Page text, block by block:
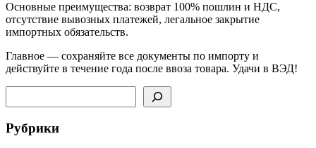
Основные преимущества: возврат 100% пошлин и НДС,
отсутствие вывозных платежей, легальное закрытие
импортных обязательств.
Главное — сохраняйте все документы по импорту и
действуйте в течение года после ввоза товара. Удачи в ВЭД!
Рубрики